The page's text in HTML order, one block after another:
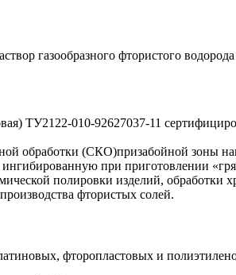
газообразного фтористого
ТУ2122-010-92627037-11
обработки (СКО)призабойной зоны
при приготовлении
полировки изделий, обработки
фтористых солей.
фторопластовых и